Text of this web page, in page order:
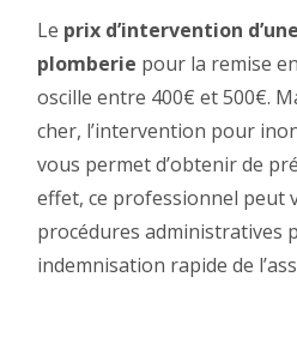
Le prix d’intervention
plomberie pour la remise
oscille entre 400€ et 500€.
cher, l’intervention pour
vous permet d’obtenir de
effet, ce professionnel peut
procédures administratives
indemnisation rapide de